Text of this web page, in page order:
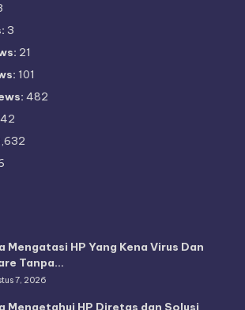
3
21
101
482
Mengatasi HP Yang Kena Virus Dan
Tanpa…
7, 2026
Mengetahui HP Diretas dan Solusi